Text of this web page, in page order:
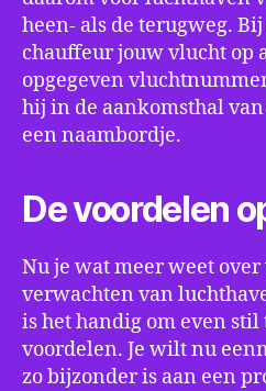
heen- als de terugweg.
chauffeur jouw vlucht op
opgegeven
hij in de aankomsthal
een naambordje.
De voordelen
Nu je wat meer weet
verwachten van
is het handig om even stil
voordelen. Je wilt nu
zo bijzonder is aan een